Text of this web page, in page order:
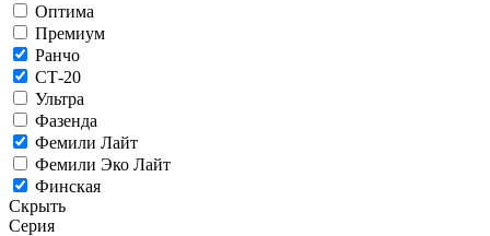
Оптима
Премиум
Ранчо
СТ-20
Ультра
Фазенда
Фемили Лайт
Фемили Эко Лайт
Финская
Скрыть
Серия